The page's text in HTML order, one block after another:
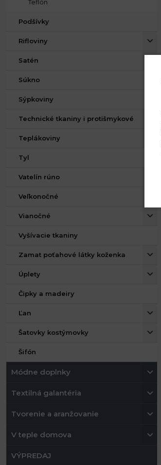
Teflón
Podšívky
Rifloviny
Satén
Súkno
Sýpkoviny
Technické tkaniny i protišmykové
Teplákoviny
Tyl
Vatelín rúno
Veľkonočné
Vianočné
Vyšívacie tkaniny
Zamat poťahové látky koženka
Úplety
Čipky a madeiry
Ľan
Šatovky kostýmovky
Šifón
Módne doplnky
Textilná galantéria
Tvorenie a aranžovanie
V teple domova
VÝPREDAJ